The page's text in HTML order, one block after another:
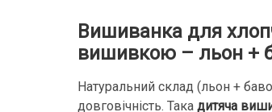
Вишиванка для
вишивкою – льон +
Натуральний склад (льон +
довговічність. Така дитяча